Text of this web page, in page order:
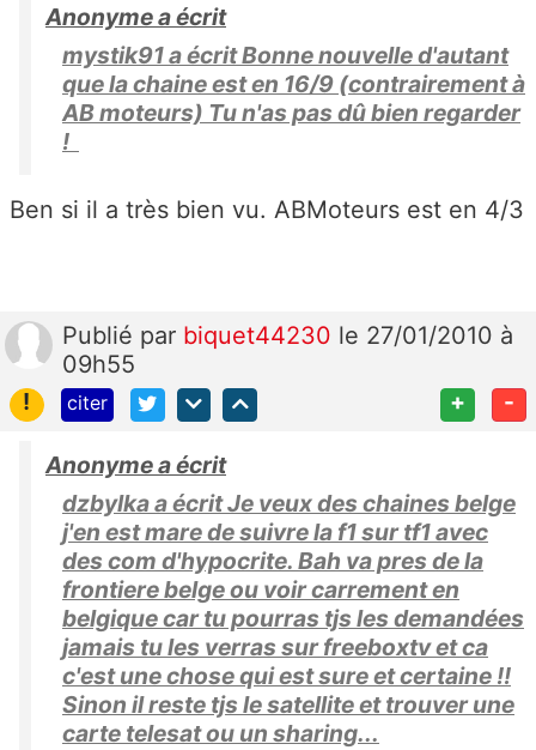
Anonyme a écrit
mystik91 a écrit Bonne nouvelle d'autant
que la chaine est en 16/9 (contrairement à
AB moteurs) Tu n'as pas dû bien regarder
!
Ben si il a très bien vu. ABMoteurs est en 4/3
Publié par biquet44230 le 27/01/2010 à
09h55
!
citer + -
Anonyme a écrit
dzbylka a écrit Je veux des chaines belge
j'en est mare de suivre la f1 sur tf1 avec
des com d'hypocrite. Bah va pres de la
frontiere belge ou voir carrement en
belgique car tu pourras tjs les demandées
jamais tu les verras sur freeboxtv et ca
c'est une chose qui est sure et certaine !!
Sinon il reste tjs le satellite et trouver une
carte telesat ou un sharing...